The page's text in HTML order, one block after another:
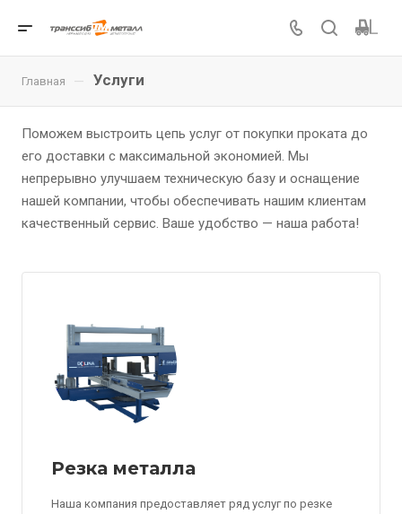
Главная — Услуги
Поможем выстроить цепь услуг от покупки проката до
его доставки с максимальной экономией. Мы
непрерывно улучшаем техническую базу и оснащение
нашей компании, чтобы обеспечивать нашим клиентам
качественный сервис. Ваше удобство — наша работа!
Резка металла
Наша компания предоставляет ряд услуг по резке